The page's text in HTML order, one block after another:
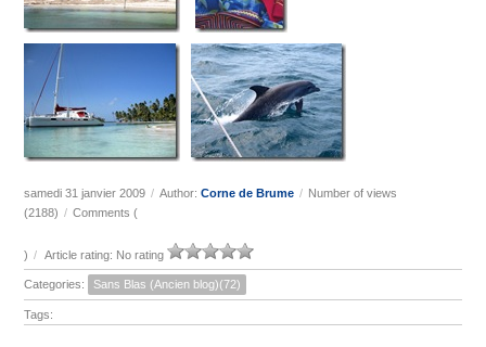
samedi 31 janvier 2009 / Author:Corne de Brume / Number of views
(2188) / Comments (
) / Article rating: No rating
Categories: Sans Blas (Ancien blog)(72)
Tags: